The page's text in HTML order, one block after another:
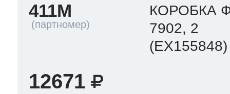
411M
КОРОБКА
7902, 2
(EX155848)
12671